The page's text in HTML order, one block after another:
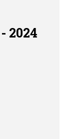
2024